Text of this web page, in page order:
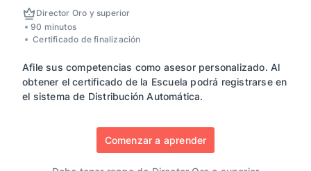
Director Oro y superior
90 minutos
Certificado de finalización
Afile sus competencias como asesor personalizado. Al
obtener el certificado de la Escuela podrá registrarse en
el sistema de Distribución Automática.
Comenzar a aprender